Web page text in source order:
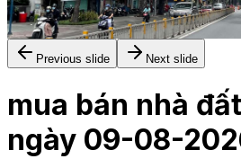
Previous slide Next slide
mua bán nhà
ngày 09-08-